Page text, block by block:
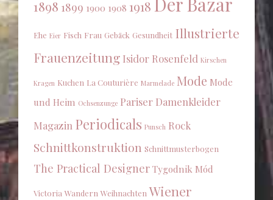
1898 1899 1900 1908 1918
Ehe Eier Fisch Frau Gebäck Gesundheit Illustrierte
Frauenzeitung Isidor Rosenfeld Kirschen
Kragen Kuchen La Couturière Marmelade Mode Mode
und Heim Ochsenzunge Pariser Damenkleider
Magazin Periodicals Punsch Rock
Schnittkonstruktion Schnittmusterbogen
The Practical Designer Tygodnik Mód
Victoria Wandern Weihnachten Wiener